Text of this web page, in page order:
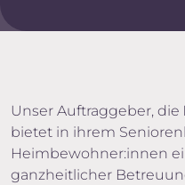
Unser Auftraggeber, die
bietet in ihrem
Heimbewohner:innen
ganzheitlicher